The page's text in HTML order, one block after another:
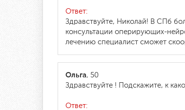
Ответ:
Здравствуйте, Николай! В СПб
консультации оперирующих-
лечению специалист сможет
Ольга, 50
Здравствуйте ! Подскажите, к
Ответ: